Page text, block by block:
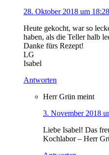
28. Oktober 2018 um 18:28
Heute gekocht, war so
haben, als die Teller halb
Danke fürs Rezept!
LG
Isabel
Antworten
Herr Grün meint
3. November 2018
Liebe Isabel! Das
Kochlabor – Herr